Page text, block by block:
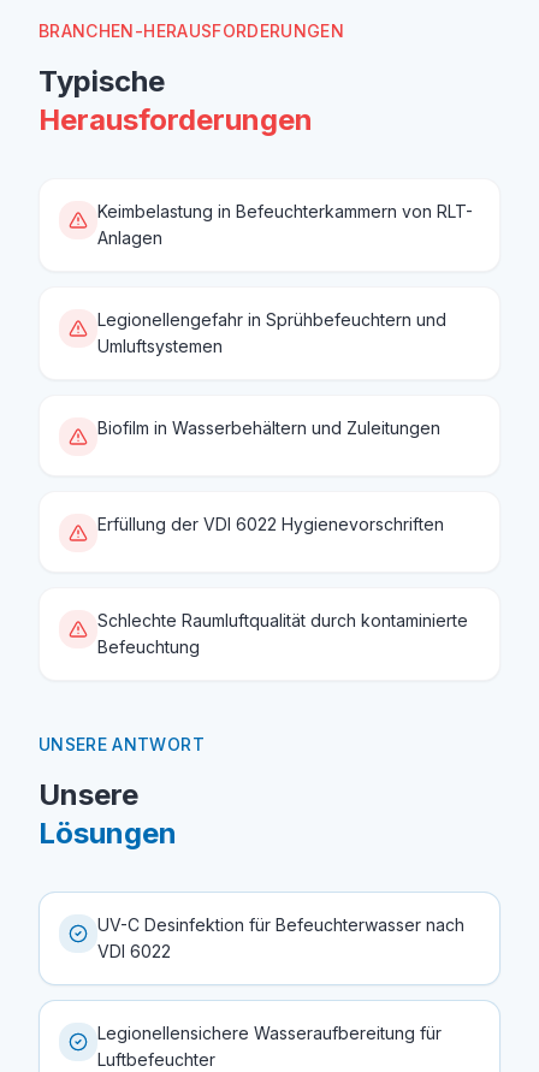
BRANCHEN-HERAUSFORDERUNGEN
Typische
Herausforderungen
Keimbelastung in Befeuchterkammern von RLT-
Anlagen
Legionellengefahr in Sprühbefeuchtern und
Umluftsystemen
Biofilm in Wasserbehältern und Zuleitungen
Erfüllung der VDI 6022 Hygienevorschriften
Schlechte Raumluftqualität durch kontaminierte
Befeuchtung
UNSERE ANTWORT
Unsere
Lösungen
UV-C Desinfektion für Befeuchterwasser nach
VDI 6022
Legionellensichere Wasseraufbereitung für
Luftbefeuchter